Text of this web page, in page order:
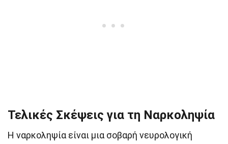
Τελικές Σκέψεις για τη Ναρκοληψία
Η ναρκοληψία είναι μια σοβαρή νευρολογική